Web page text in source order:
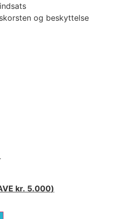
og beskyttelse
kr. 5.000)